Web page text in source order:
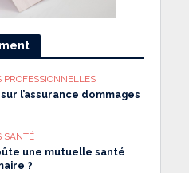
PROFESSIONNELLES
l’assurance dommages
SANTÉ
une mutuelle santé
?